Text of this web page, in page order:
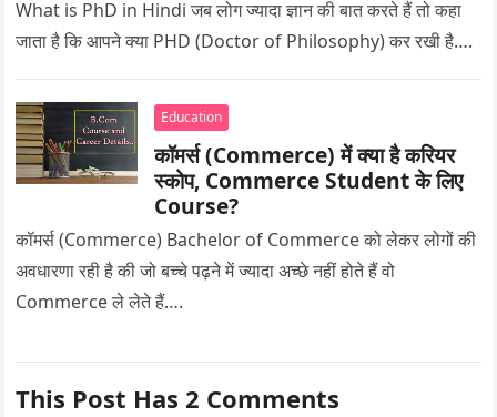
What is PhD in Hindi जब लोग ज्यादा ज्ञान की बात करते हैं तो कहा
जाता है कि आपने क्या PHD (Doctor of Philosophy) कर रखी है….
Education
कॉमर्स (Commerce) में क्या है करियर
स्कोप, Commerce Student के लिए
Course?
कॉमर्स (Commerce) Bachelor of Commerce को लेकर लोगों की
अवधारणा रही है की जो बच्चे पढ़ने में ज्यादा अच्छे नहीं होते हैं वो
Commerce ले लेते हैं….
This Post Has 2 Comments